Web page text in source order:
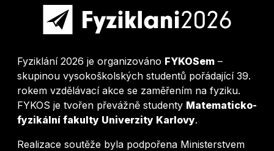
Fyziklání 2026 je organizováno FYKOSem –
skupinou vysokoškolských studentů pořádající 39.
rokem vzdělávací akce se zaměřením na fyziku.
FYKOS je tvořen převážně studenty Matematicko-
fyzikální fakulty Univerzity Karlovy.
Realizace soutěže byla podpořena Ministerstvem